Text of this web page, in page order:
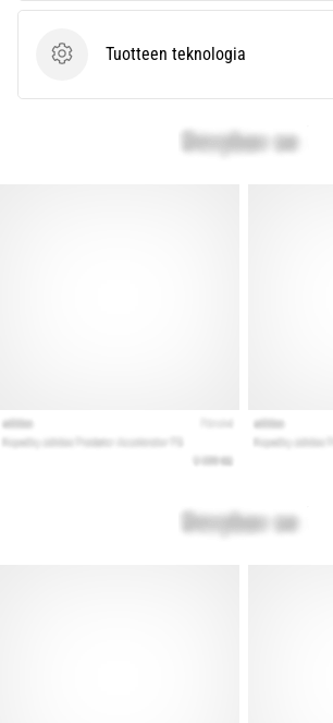
Tuotteen teknologia
Tuotteen teknologia